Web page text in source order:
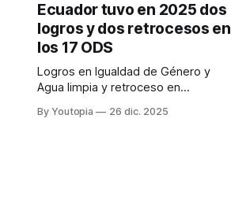
Ecuador tuvo en 2025 dos
logros y dos retrocesos en
los 17 ODS
Logros en Igualdad de Género y
Agua limpia y retroceso en
instituciones sólidas. Mejoras
By Youtopia 26 dic. 2025